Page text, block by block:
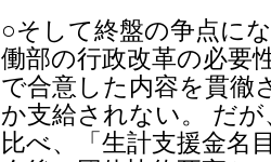
○そして終盤の争点に
働部の行政改革の必要
で合意した内容を貫徹
か支給されない。 だ
比べ、「生計支援金名